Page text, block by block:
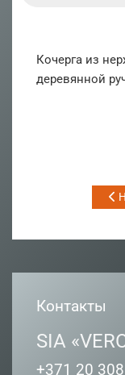
Кочерга из
деревянной
Контакты
SIA
+371 20